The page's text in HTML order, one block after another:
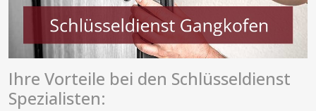
Ihre Vorteile bei den Schlüsseldienst
Spezialisten: